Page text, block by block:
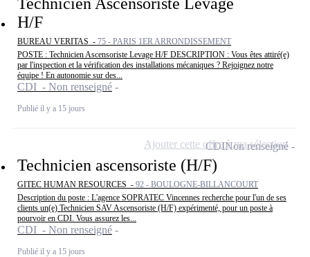
H/F
BUREAU VERITAS - 75 - PARIS 1ER ARRONDISSEMENT
POSTE : Technicien Ascensoriste Levage H/F DESCRIPTION : Vous êtes attiré(e)
par l'inspection et la vérification des installations mécaniques ? Rejoignez notre
équipe ! En autonomie sur des...
CDI - Non renseigné
Publié il y a 15 jours
Technicien ascensoriste (H/F)
GITEC HUMAN RESOURCES - 92 - BOULOGNE-BILLANCOURT
Description du poste : L'agence SOPRATEC Vincennes recherche pour l'un de ses
clients un(e) Technicien SAV Ascensoriste (H/F) expérimenté, pour un poste à
pourvoir en CDI. Vous assurez les...
CDI - Non renseigné
Publié il y a 15 jours
CDINon renseigné
Ajouter cette offre à ma sélection